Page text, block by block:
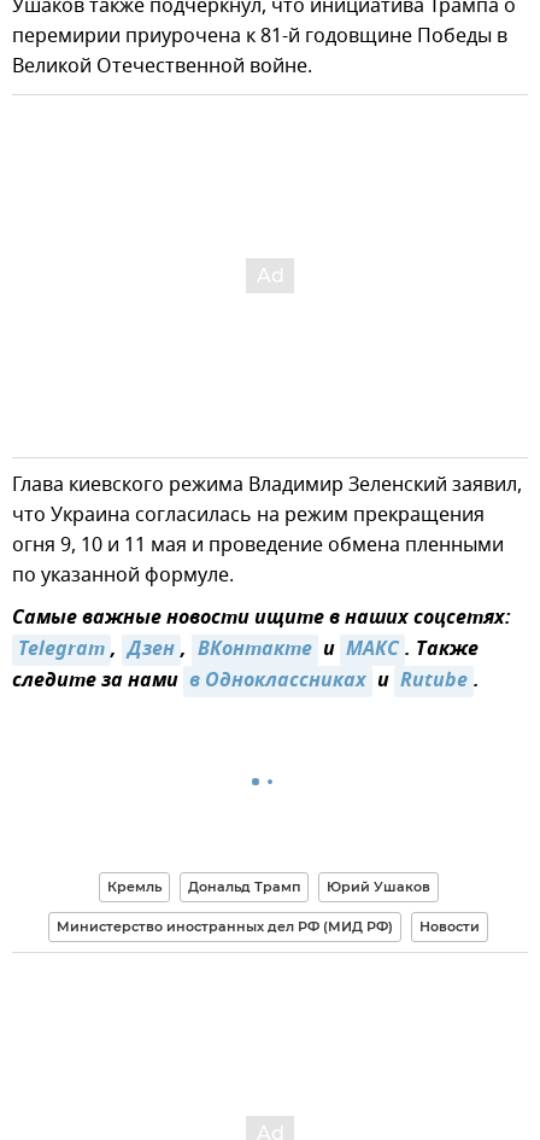
Ушаков также подчеркнул, что инициатива Трампа о
перемирии приурочена к 81-й годовщине Победы в
Великой Отечественной войне.
Глава киевского режима Владимир Зеленский заявил,
что Украина согласилась на режим прекращения
огня 9, 10 и 11 мая и проведение обмена пленными
по указанной формуле.
Самые важные новости ищите в наших соцсетях:
Telegram, Дзен, ВКонтакте и МАКС. Также
следите за нами в Одноклассниках и Rutube.
Кремль Дональд Трамп Юрий Ушаков
Министерство иностранных дел РФ (МИД РФ) Новости